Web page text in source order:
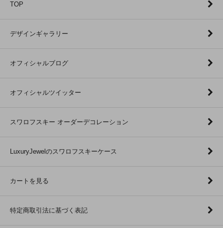
TOP
デザインギャラリー
オフィシャルブログ
オフィシャルツイッター
スワロフスキー オーダーデコレーション
LuxuryJewelのスワロフスキーケース
カートを見る
特定商取引法に基づく表記